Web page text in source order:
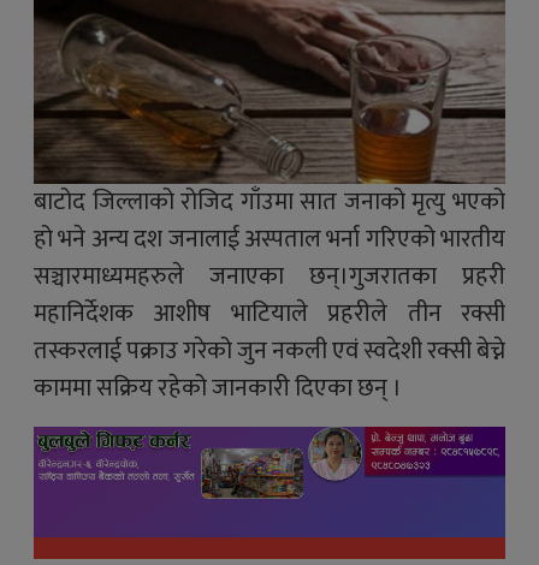
बाटोद जिल्लाको रोजिद गाँउमा सात जनाको मृत्यु भएको
हो भने अन्य दश जनालाई अस्पताल भर्ना गरिएको भारतीय
सञ्चारमाध्यमहरुले जनाएका छन्।गुजरातका प्रहरी
महानिर्देशक आशीष भाटियाले प्रहरीले तीन रक्सी
तस्करलाई पक्राउ गरेको जुन नकली एवं स्वदेशी रक्सी बेच्ने
काममा सक्रिय रहेको जानकारी दिएका छन् ।